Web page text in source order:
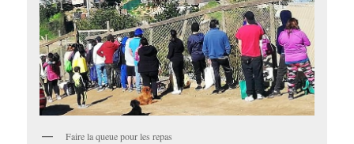
Faire la queue pour les repas